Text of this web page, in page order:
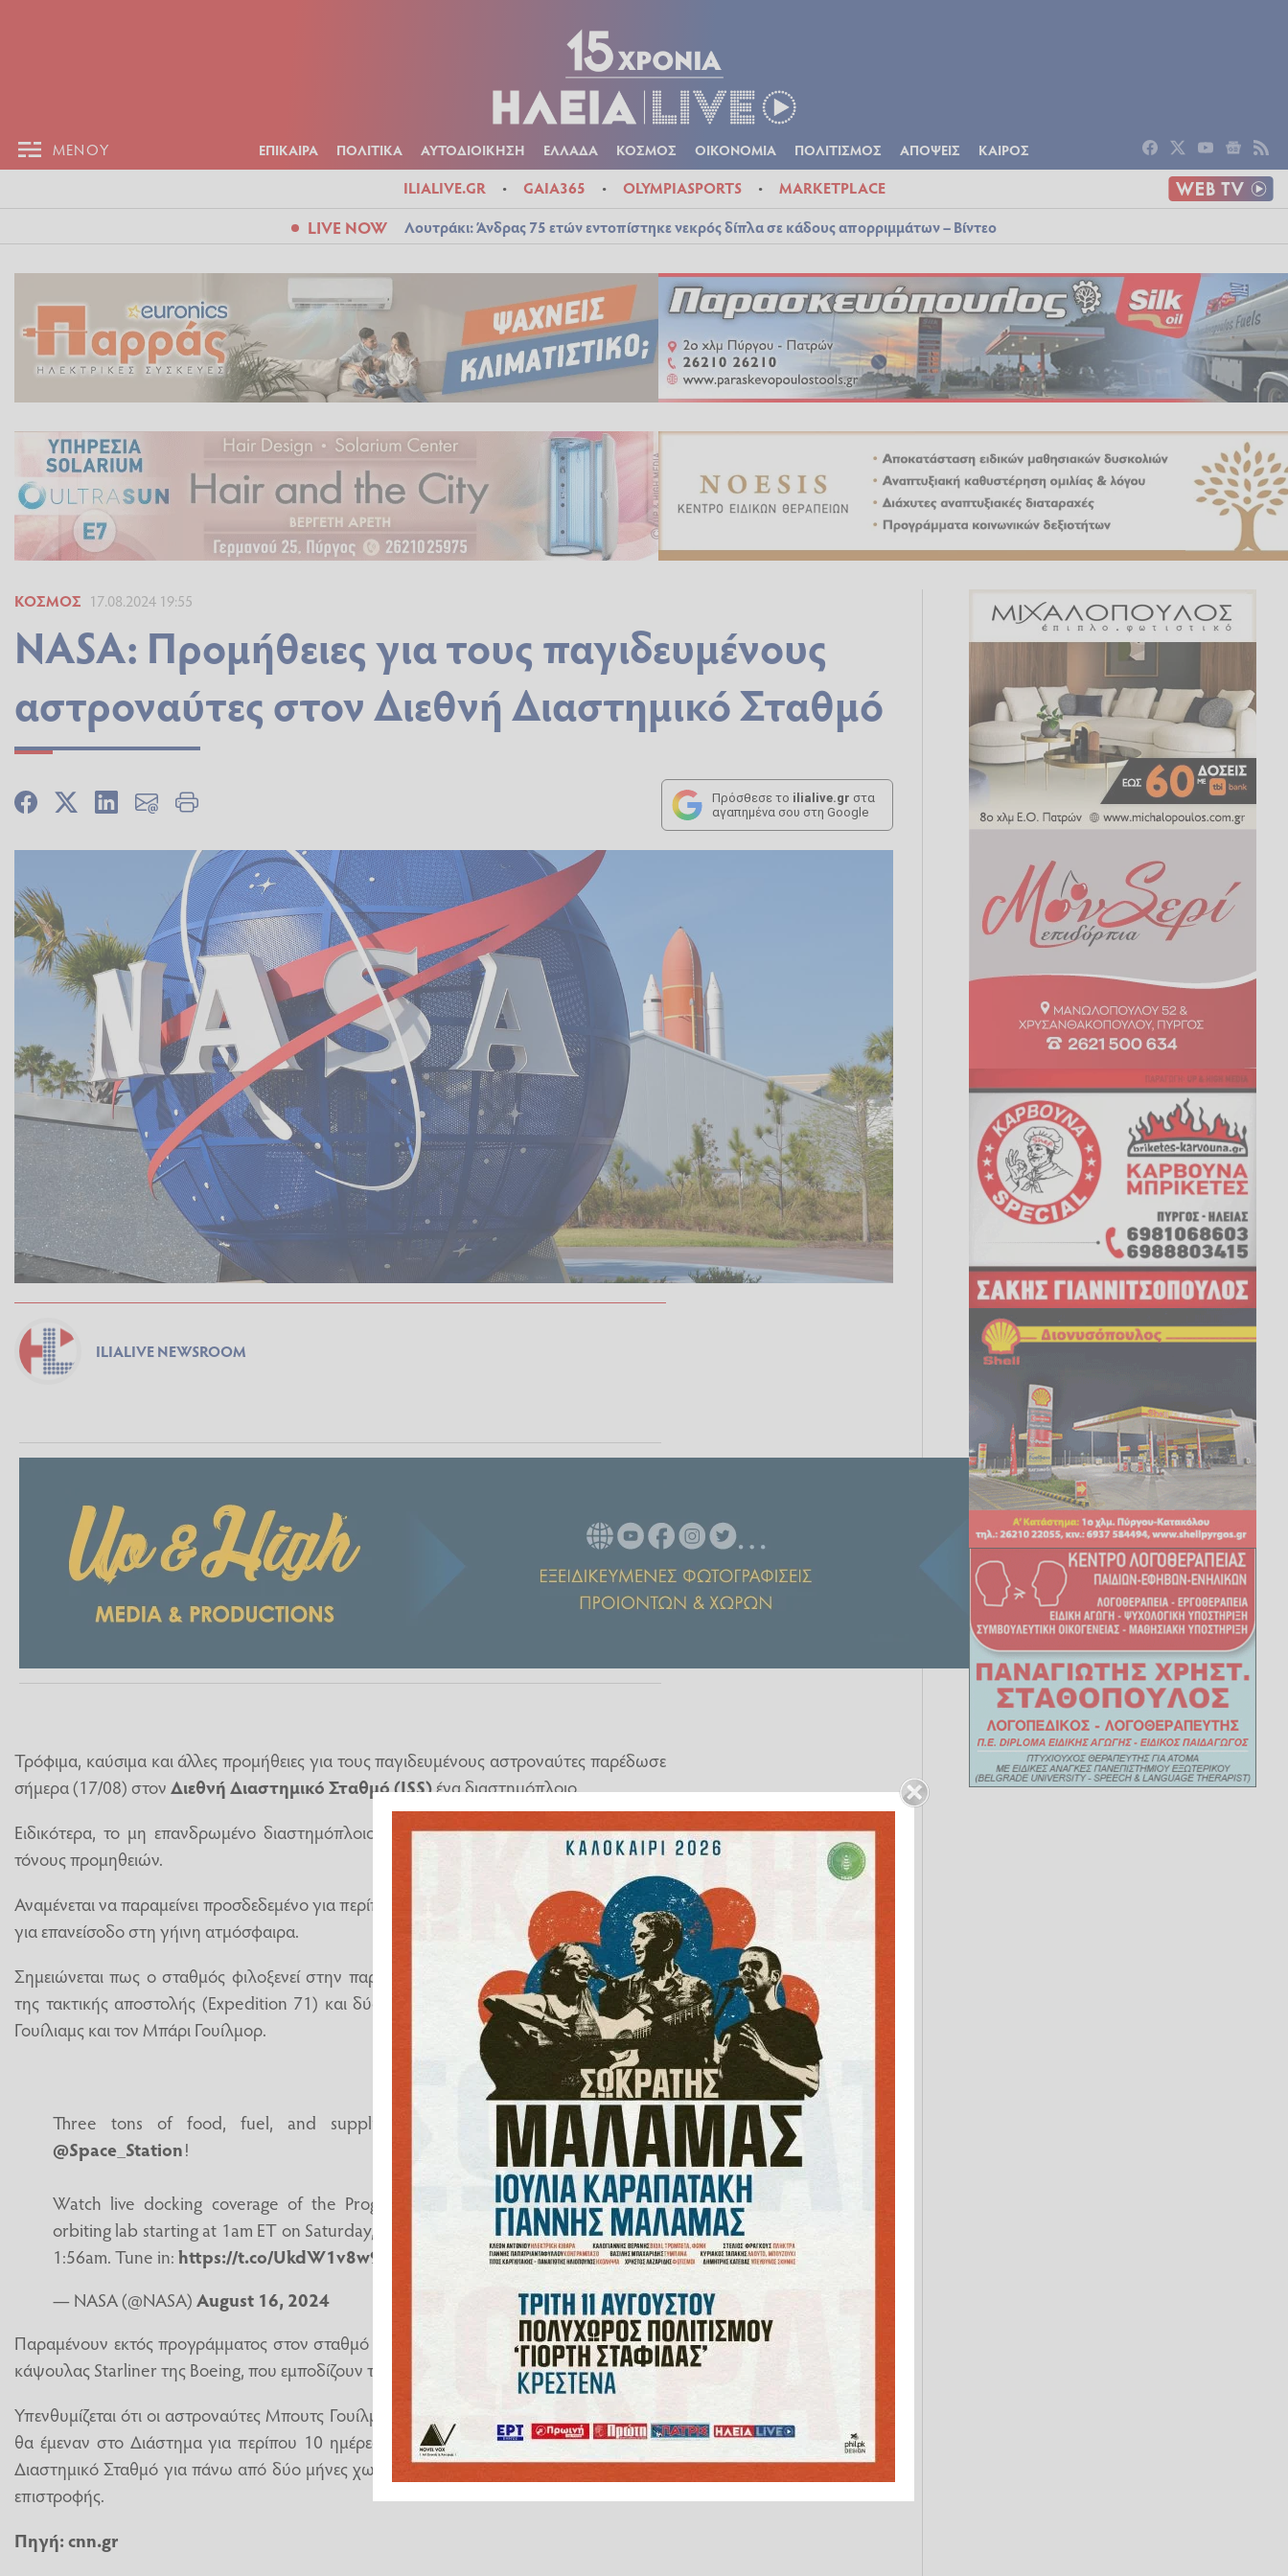
ΜΕΝΟΥ ΕΠΙΚΑΙΡΑ ΠΟΛΙΤΙΚΑ ΑΥΤΟΔΙΟΙΚΗΣΗ ΕΛΛΑΔΑ ΚΟΣΜΟΣ ΟΙΚΟΝΟΜΙΑ ΠΟΛΙΤΙΣΜΟΣ ΑΠΟΨΕΙΣ ΚΑΙΡΟΣ
ILIALIVE.GR GAIA365 OLYMPIASPORTS MARKETPLACE
LIVE NOW Λουτράκι: Άνδρας 75 ετών εντοπίστηκε νεκρός δίπλα σε κάδους απορριμμάτων – Βίντεο
ΚΌΣΜΟΣ 17.08.2024 19:55
NASA: Προμήθειες για τους παγιδευμένους
αστροναύτες στον Διεθνή Διαστημικό Σταθμό
Πρόσθεσε το ilialive.gr στα
αγαπημένα σου στη Google
ILIALIVE NEWSROOM
Τρόφιμα, καύσιμα και άλλες προμήθειες για τους παγιδευμένους αστροναύτες παρέδωσε
σήμερα (17/08) στονΔιεθνή Διαστημικό Σταθμό (ISS)ένα διαστημόπλοιο.
Ειδικότερα, το μη επανδρωμένο διαστημόπλοιο Progress 89 παρέδωσε περίπου τρεις
τόνους προμηθειών.
Αναμένεται να παραμείνει προσδεδεμένο για περίπου έξι μήνες στον ISS, πριν αναχωρήσει
για επανείσοδο στη γήινη ατμόσφαιρα.
Σημειώνεται πως ο σταθμός φιλοξενεί στην παρούσα φάση τα επτά μέλη πληρώματος
της τακτικής αποστολής (Expedition 71) και δύο αστροναύτες της NASA, την Σουνίτα
Γουίλιαμς και τον Μπάρι Γουίλμορ.
Three tons of food, fuel, and supplies are on their way to the
@Space_Station!
Watch live docking coverage of the Progress 89 cargo spacecraft to the
orbiting lab starting at 1am ET on Saturday, Aug. 17. Docking is scheduled for
1:56am. Tune in:https://t.co/UkdW1v8w9H
pic.twitter.com/tU4XjhtEx6
— NASA (@NASA)August 16, 2024
Παραμένουν εκτός προγράμματος στον σταθμό λόγω ανησυχιών για την ασφάλεια της
κάψουλας Starliner της Boeing, που εμποδίζουν την επιστροφή τους στη Γη.
Υπενθυμίζεται ότι οι αστροναύτες Μπουτς Γουίλμορ και Σούνι Γουίλιαμς, υπολόγιζαν ότι
θα έμεναν στο Διάστημα για περίπου 10 ημέρες, αλλά αισίως βρίσκονται στον Διεθνή
Διαστημικό Σταθμό για πάνω από δύο μήνες χωρίς να είναι ορατή ακόμα η ημερομηνία
επιστροφής.
Πηγή: cnn.gr